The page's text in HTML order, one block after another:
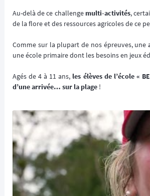
Au-delà de ce challenge multi-activités,
de la flore et des ressources agricoles de ce
Comme sur la plupart de nos épreuves, une
une école primaire dont les besoins en jeux
Agés de 4 à 11 ans, les élèves de l’école «
d’une arrivée… sur la plage !